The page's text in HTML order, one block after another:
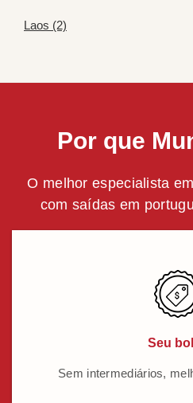
Laos (2)
Por que
O melhor especialista
com saídas em
Seu
Sem intermediários,